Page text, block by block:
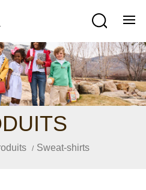
/ Sweat-shirts